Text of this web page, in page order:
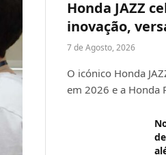
Honda JAZZ
inovação,
7 de Agosto, 2026
O icónico Honda
em 2026 e a Honda